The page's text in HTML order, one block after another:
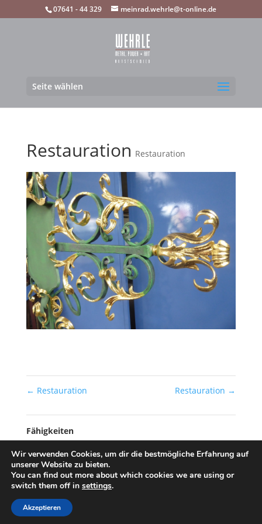
07641 - 44 329 meinrad.wehrle@t-online.de
Seite wählen
Restauration Restauration
← Restauration Restauration →
Fähigkeiten
Gepostet am
3. Februar 2019
© Designed by
Wir verwenden Cookies, um dir die bestmögliche Erfahrung auf
unserer Website zu bieten.
You can find out more about which cookies we are using or
switch them off in settings.
Akzeptieren